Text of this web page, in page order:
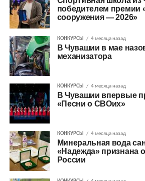
победителем премии
сооружения — 2026»
КОНКУРСЫ 4 месяца назад
В Чувашии в мае
механизатора
КОНКУРСЫ 4 месяца назад
В Чувашии впервые
«Песни о СВОих»
КОНКУРСЫ 4 месяца назад
Минеральная вода
«Надежда» признана
России